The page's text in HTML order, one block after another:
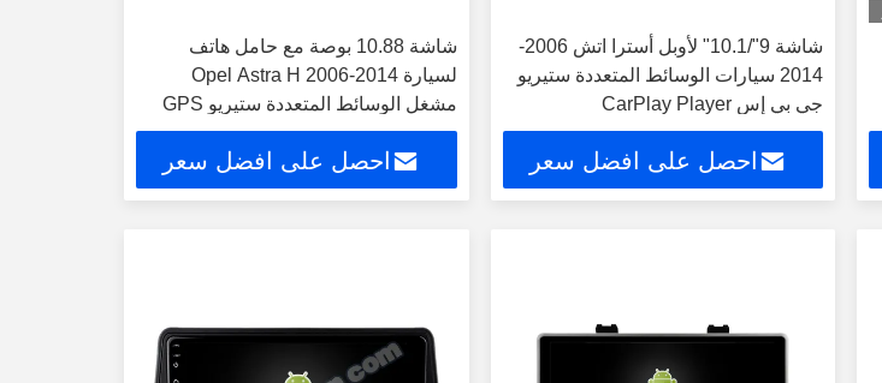
شاشة 9"/10.1" لأوبل أسترا اتش 2006-
2014 سيارات الوسائط المتعددة ستيريو
جي بي إس CarPlay Player
احصل على افضل سعر
شاشة 10.88 بوصة مع حامل هاتف
لسيارة Opel Astra H 2006-2014
مشغل الوسائط المتعددة ستيريو GPS
CarPlay
احصل على افضل سعر